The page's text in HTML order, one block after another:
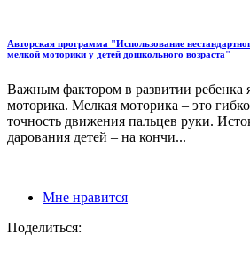
Авторская программа "Использование
мелкой моторики у детей дошкольного возраста"
Важным фактором в развитии ребенка
моторика. Мелкая моторика – это
точность движения пальцев руки.
дарования детей – на кончи...
Мне нравится
Поделиться: